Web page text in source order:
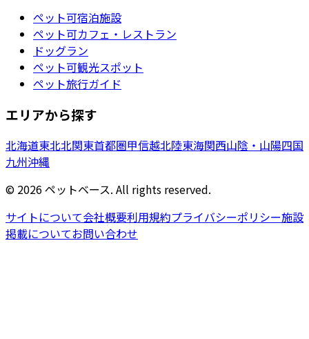
ペット可宿泊施設
ペット可カフェ・レストラン
ドッグラン
ペット可観光スポット
ペット旅行ガイド
エリアから探す
北海道東北北関東首都圏甲信越北陸東海関西山陰・山陽四国
九州沖縄
© 2026ペットベース. All rights reserved.
サイトについて会社概要利用規約プライバシーポリシー施設
掲載についてお問い合わせ